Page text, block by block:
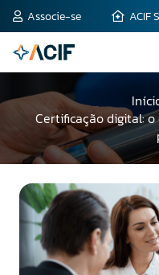
Associe-se ACIF
Certificação digital: